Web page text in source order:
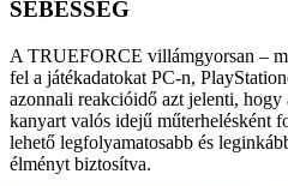
SEBESSÉG
A TRUEFORCE villámgyorsan –
fel a játékadatokat PC-n,
azonnali reakcióidő azt jelenti, hogy
kanyart valós idejű műterhelésként
lehető legfolyamatosabb és
élményt biztosítva.